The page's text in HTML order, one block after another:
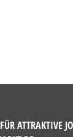
ATTRAKTIVE